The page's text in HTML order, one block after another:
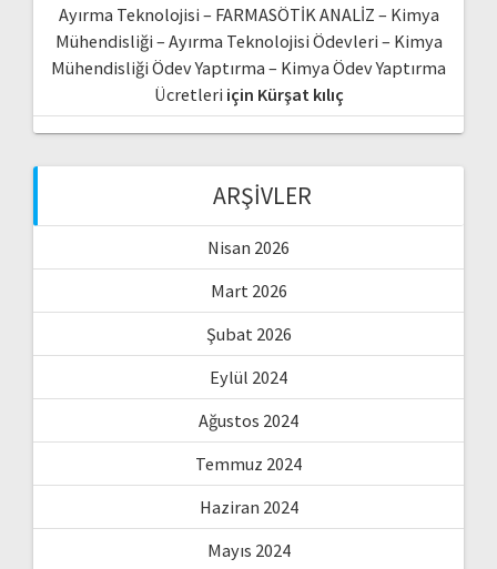
Ayırma Teknolojisi – FARMASÖTİK ANALİZ – Kimya
Mühendisliği – Ayırma Teknolojisi Ödevleri – Kimya
Mühendisliği Ödev Yaptırma – Kimya Ödev Yaptırma
Ücretleri için Kürşat kılıç
ARŞIVLER
Nisan 2026
Mart 2026
Şubat 2026
Eylül 2024
Ağustos 2024
Temmuz 2024
Haziran 2024
Mayıs 2024